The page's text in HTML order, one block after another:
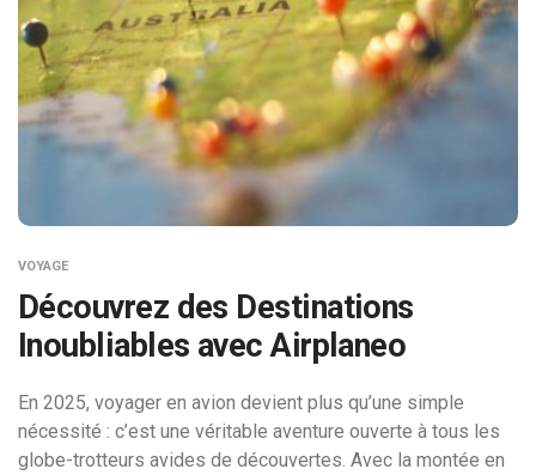
VOYAGE
Découvrez des Destinations
Inoubliables avec Airplaneo
En 2025, voyager en avion devient plus qu’une simple
nécessité : c’est une véritable aventure ouverte à tous les
globe-trotteurs avides de découvertes. Avec la montée en